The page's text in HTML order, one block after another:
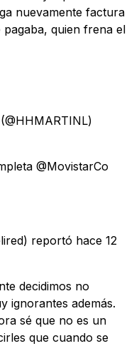
nuevamente factura
quien frena el
(@HHMARTINL)
@MovistarCo
reportó hace 12
decidimos no
ignorantes además.
sé que no es un
que cuando se